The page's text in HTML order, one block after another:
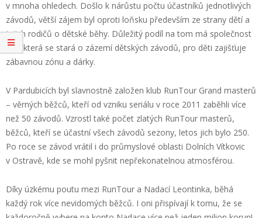
v mnoha ohledech. Došlo k nárůstu počtu účastníků jednotlivých
závodů, větší zájem byl oproti loňsku především ze strany dětí a
jejich rodičů o dětské běhy. Důležitý podíl na tom má společnost
Lidl, která se stará o zázemí dětských závodů, pro děti zajišťuje
zábavnou zónu a dárky.
V Pardubicích byl slavnostně založen klub RunTour Grand masterů
– věrných běžců, kteří od vzniku seriálu v roce 2011 zaběhli více
než 50 závodů. Vzrostl také počet zlatých RunTour masterů,
běžců, kteří se účastní všech závodů sezony, letos jich bylo 250.
Po roce se závod vrátil i do průmyslové oblasti Dolních Vítkovic
v Ostravě, kde se mohl pyšnit nepřekonatelnou atmosférou.
Díky úzkému poutu mezi RunTour a Nadací Leontinka, běhá
každý rok více nevidomých běžců. I oni přispívají k tomu, že se